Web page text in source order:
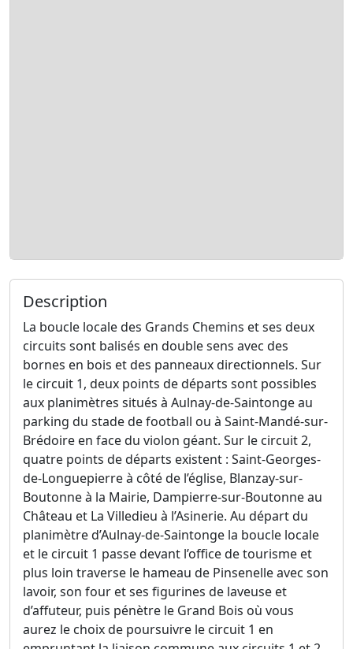
Description
La boucle locale des Grands Chemins et ses deux
circuits sont balisés en double sens avec des
bornes en bois et des panneaux directionnels. Sur
le circuit 1, deux points de départs sont possibles
aux planimètres situés à Aulnay-de-Saintonge au
parking du stade de football ou à Saint-Mandé-sur-
Brédoire en face du violon géant. Sur le circuit 2,
quatre points de départs existent : Saint-Georges-
de-Longuepierre à côté de l’église, Blanzay-sur-
Boutonne à la Mairie, Dampierre-sur-Boutonne au
Château et La Villedieu à l’Asinerie. Au départ du
planimètre d’Aulnay-de-Saintonge la boucle locale
et le circuit 1 passe devant l’office de tourisme et
plus loin traverse le hameau de Pinsenelle avec son
lavoir, son four et ses figurines de laveuse et
d’affuteur, puis pénètre le Grand Bois où vous
aurez le choix de poursuivre le circuit 1 en